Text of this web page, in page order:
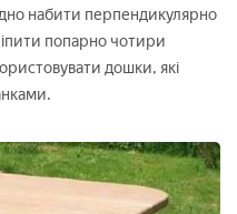
набити перпендикулярно
попарно чотири
дошки, які